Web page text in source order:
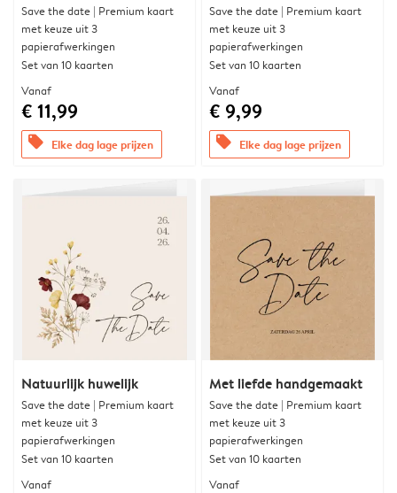
Save the date | Premium kaart
met keuze uit 3
papierafwerkingen
Set van 10 kaarten
Vanaf
€ 11,99
offers Elke dag lage prijzen
Save the date | Premium kaart
met keuze uit 3
papierafwerkingen
Set van 10 kaarten
Vanaf
€ 9,99
offers Elke dag lage prijzen
Natuurlijk huwelijk
Save the date | Premium kaart
met keuze uit 3
papierafwerkingen
Set van 10 kaarten
Vanaf
Met liefde handgemaakt
Save the date | Premium kaart
met keuze uit 3
papierafwerkingen
Set van 10 kaarten
Vanaf